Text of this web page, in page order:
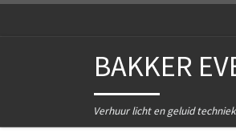
BAKKER
Verhuur licht en geluid